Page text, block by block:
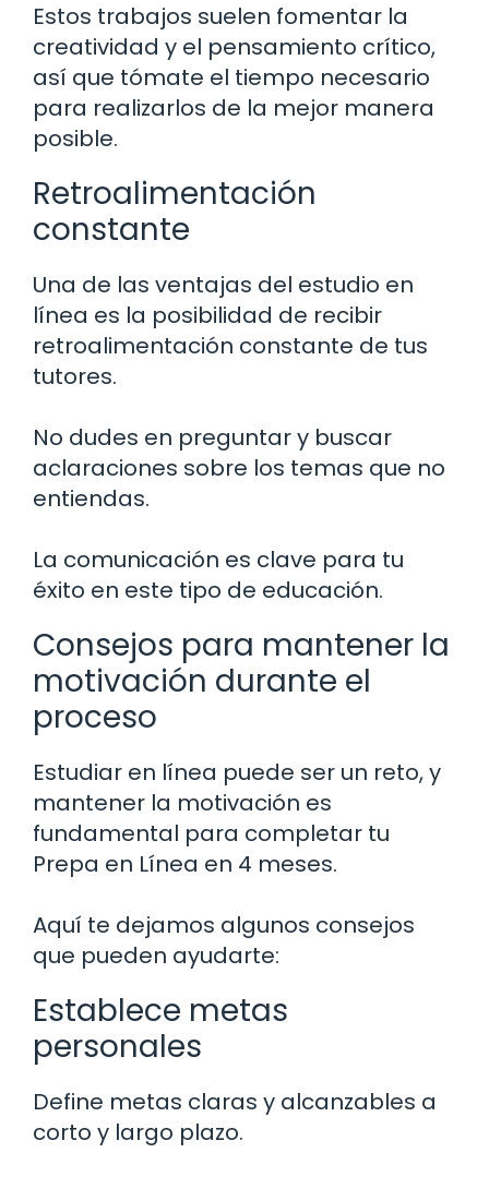
Estos trabajos suelen fomentar la
creatividad y el pensamiento crítico,
así que tómate el tiempo necesario
para realizarlos de la mejor manera
posible.
Retroalimentación
constante
Una de las ventajas del estudio en
línea es la posibilidad de recibir
retroalimentación constante de tus
tutores.
No dudes en preguntar y buscar
aclaraciones sobre los temas que no
entiendas.
La comunicación es clave para tu
éxito en este tipo de educación.
Consejos para mantener la
motivación durante el
proceso
Estudiar en línea puede ser un reto, y
mantener la motivación es
fundamental para completar tu
Prepa en Línea en 4 meses.
Aquí te dejamos algunos consejos
que pueden ayudarte:
Establece metas
personales
Define metas claras y alcanzables a
corto y largo plazo.